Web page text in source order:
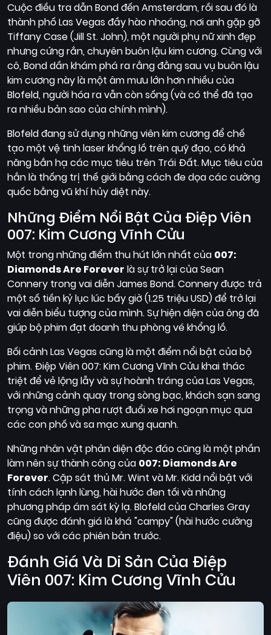
Cuộc điều tra dẫn Bond đến Amsterdam, rồi sau đó là
thành phố Las Vegas đầy hào nhoáng, nơi anh gặp gỡ
Tiffany Case (Jill St. John), một người phụ nữ xinh đẹp
nhưng cứng rắn, chuyên buôn lậu kim cương. Cùng với
cô, Bond dần khám phá ra rằng đằng sau vụ buôn lậu
kim cương này là một âm mưu lớn hơn nhiều của
Blofeld, người hóa ra vẫn còn sống (và có thể đã tạo
ra nhiều bản sao của chính mình).
Blofeld đang sử dụng những viên kim cương để chế
tạo một vệ tinh laser khổng lồ trên quỹ đạo, có khả
năng bắn hạ các mục tiêu trên Trái Đất. Mục tiêu của
hắn là thống trị thế giới bằng cách đe dọa các cường
quốc bằng vũ khí hủy diệt này.
Những Điểm Nổi Bật Của Điệp Viên
007: Kim Cương Vĩnh Cửu
Một trong những điểm thu hút lớn nhất của 007:
Diamonds Are Forever là sự trở lại của Sean
Connery trong vai diễn James Bond. Connery được trả
một số tiền kỷ lục lúc bấy giờ (1.25 triệu USD) để trở lại
vai diễn biểu tượng của mình. Sự hiện diện của ông đã
giúp bộ phim đạt doanh thu phòng vé khổng lồ.
Bối cảnh Las Vegas cũng là một điểm nổi bật của bộ
phim. Điệp Viên 007: Kim Cương Vĩnh Cửu khai thác
triệt để vẻ lộng lẫy và sự hoành tráng của Las Vegas,
với những cảnh quay trong sòng bạc, khách sạn sang
trọng và những pha rượt đuổi xe hơi ngoạn mục qua
các con phố và sa mạc xung quanh.
Những nhân vật phản diện độc đáo cũng là một phần
làm nên sự thành công của 007: Diamonds Are
Forever. Cặp sát thủ Mr. Wint và Mr. Kidd nổi bật với
tính cách lạnh lùng, hài hước đen tối và những
phương pháp ám sát kỳ lạ. Blofeld của Charles Gray
cũng được đánh giá là khá "campy" (hài hước cường
điệu) so với các phiên bản trước.
Đánh Giá Và Di Sản Của Điệp
Viên 007: Kim Cương Vĩnh Cửu